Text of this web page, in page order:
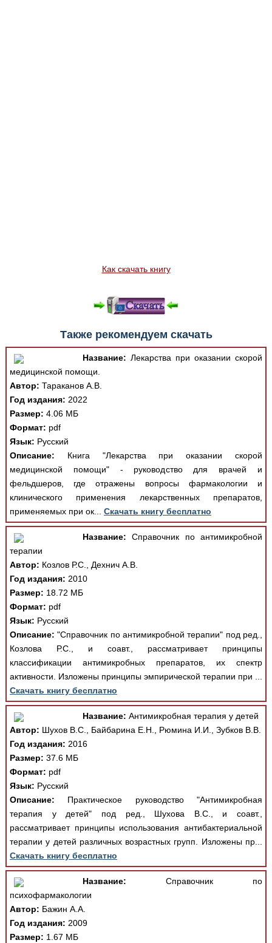
Как скачать книгу
Также рекомендуем скачать
Название: Лекарства при оказании скорой
медицинской помощи.
Автор: Тараканов А.В.
Год издания: 2022
Размер: 4.06 МБ
Формат: pdf
Язык: Русский
Описание: Книга "Лекарства при оказании скорой
медицинской помощи" - руководство для врачей и
фельдшеров, где отражены вопросы фармакологии и
клинического применения лекарственных препаратов,
применяемых при ок... Скачать книгу бесплатно
Название: Справочник по антимикробной
терапии
Автор: Козлов Р.С., Дехнич А.В.
Год издания: 2010
Размер: 18.72 МБ
Формат: pdf
Язык: Русский
Описание: "Справочник по антимикробной терапии" под ред.,
Козлова Р.С., и соавт., рассматривает принципы
классификации антимикробных препаратов, их спектр
активности. Изложены принципы эмпирической терапии при ...
Скачать книгу бесплатно
Название: Антимикробная терапия у детей
Автор: Шухов В.С., Байбарина Е.Н., Рюмина И.И., Зубков В.В.
Год издания: 2016
Размер: 37.6 МБ
Формат: pdf
Язык: Русский
Описание: Практическое руководство "Антимикробная
терапия у детей" под ред., Шухова В.С., и соавт.,
рассматривает принципы использования антибактериальной
терапии у детей различных возрастных групп. Изложены пр...
Скачать книгу бесплатно
Название: Справочник по
психофармакологии
Автор: Бажин А.А.
Год издания: 2009
Размер: 1.67 МБ